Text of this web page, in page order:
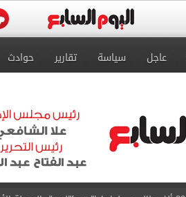
عاجل سياسة تقارير حوادث